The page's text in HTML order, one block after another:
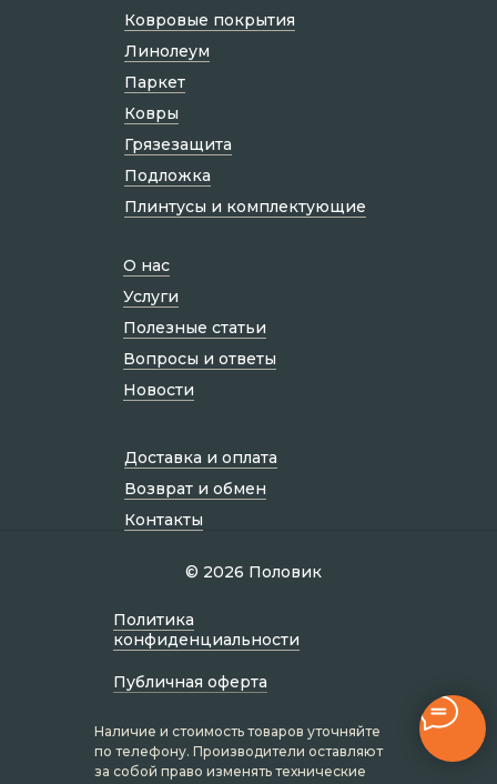
О нас
Услуги
Полезные статьи
Вопросы и ответы
Новости
Доставка и оплата
Возврат и обмен
Контакты
© 2026 Половик
Наличие и стоимость товаров уточняйте
по телефону. Производители оставляют
за собой право изменять технические
Ковровые покрытия
Линолеум
Паркет
Ковры
Грязезащита
Подложка
Плинтусы и комплектующие
Политик а
конфиденциальности
Публичная оферта